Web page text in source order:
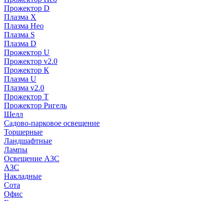
Прожектор D
Плазма X
Плазма Нео
Плазма S
Плазма D
Прожектор U
Прожектор v2.0
Прожектор К
Плазма U
Плазма v2.0
Прожектор Т
Прожектор Ригель
Шелл
Садово-парковое освещение
Торшерные
Ландшафтные
Лампы
Освещение АЗС
АЗС
Накладные
Сота
Офис